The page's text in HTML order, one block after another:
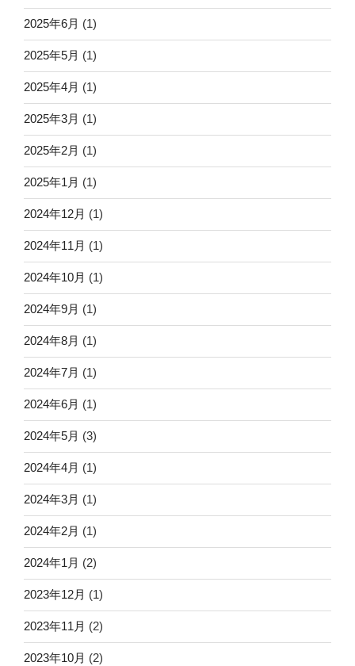
2025年6月 (1)
2025年5月 (1)
2025年4月 (1)
2025年3月 (1)
2025年2月 (1)
2025年1月 (1)
2024年12月 (1)
2024年11月 (1)
2024年10月 (1)
2024年9月 (1)
2024年8月 (1)
2024年7月 (1)
2024年6月 (1)
2024年5月 (3)
2024年4月 (1)
2024年3月 (1)
2024年2月 (1)
2024年1月 (2)
2023年12月 (1)
2023年11月 (2)
2023年10月 (2)